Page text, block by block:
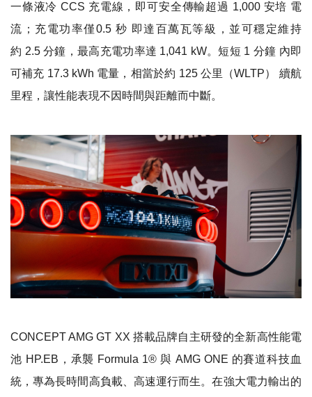
一條液冷 CCS 充電線，即可安全傳輸超過 1,000 安培 電
流；充電功率僅0.5 秒 即達百萬瓦等級，並可穩定維持
約 2.5 分鐘，最高充電功率達 1,041 kW。短短 1 分鐘 內即
可補充 17.3 kWh 電量，相當於約 125 公里（WLTP） 續航
里程，讓性能表現不因時間與距離而中斷。
CONCEPT AMG GT XX 搭載品牌自主研發的全新高性能電
池 HP.EB，承襲 Formula 1® 與 AMG ONE 的賽道科技血
統，專為長時間高負載、高速運行而生。在強大電力輸出的